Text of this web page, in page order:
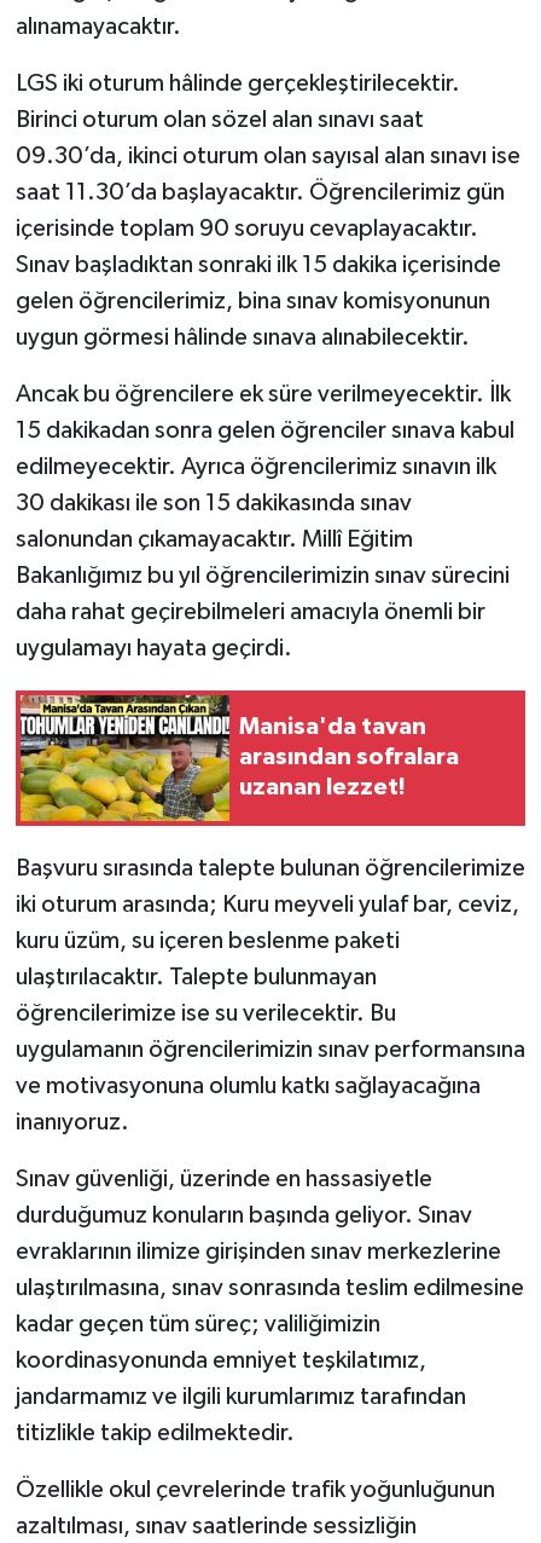
alınamayacaktır.
LGS iki oturum hâlinde gerçekleştirilecektir.
Birinci oturum olan sözel alan sınavı saat
09.30’da, ikinci oturum olan sayısal alan sınavı ise
saat 11.30’da başlayacaktır. Öğrencilerimiz gün
içerisinde toplam 90 soruyu cevaplayacaktır.
Sınav başladıktan sonraki ilk 15 dakika içerisinde
gelen öğrencilerimiz, bina sınav komisyonunun
uygun görmesi hâlinde sınava alınabilecektir.
Ancak bu öğrencilere ek süre verilmeyecektir. İlk
15 dakikadan sonra gelen öğrenciler sınava kabul
edilmeyecektir. Ayrıca öğrencilerimiz sınavın ilk
30 dakikası ile son 15 dakikasında sınav
salonundan çıkamayacaktır. Millî Eğitim
Bakanlığımız bu yıl öğrencilerimizin sınav sürecini
daha rahat geçirebilmeleri amacıyla önemli bir
uygulamayı hayata geçirdi.
Manisa'da tavan
arasından sofralara
uzanan lezzet!
Başvuru sırasında talepte bulunan öğrencilerimize
iki oturum arasında; Kuru meyveli yulaf bar, ceviz,
kuru üzüm, su içeren beslenme paketi
ulaştırılacaktır. Talepte bulunmayan
öğrencilerimize ise su verilecektir. Bu
uygulamanın öğrencilerimizin sınav performansına
ve motivasyonuna olumlu katkı sağlayacağına
inanıyoruz.
Sınav güvenliği, üzerinde en hassasiyetle
durduğumuz konuların başında geliyor. Sınav
evraklarının ilimize girişinden sınav merkezlerine
ulaştırılmasına, sınav sonrasında teslim edilmesine
kadar geçen tüm süreç; valiliğimizin
koordinasyonunda emniyet teşkilatımız,
jandarmamız ve ilgili kurumlarımız tarafından
titizlikle takip edilmektedir.
Özellikle okul çevrelerinde trafik yoğunluğunun
azaltılması, sınav saatlerinde sessizliğin